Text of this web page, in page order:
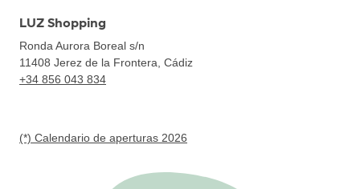
LUZ Shopping
Ronda Aurora Boreal s/n
11408 Jerez de la Frontera, Cádiz
+34 856 043 834
(*) Calendario de aperturas 2026